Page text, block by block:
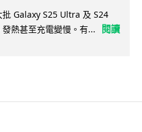
Galaxy S25 Ultra 及 S24
熱甚至充電變慢。有...
閱讀